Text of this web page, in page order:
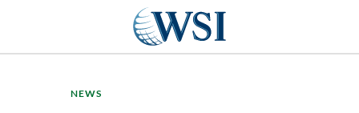
NEWS